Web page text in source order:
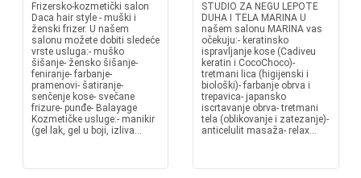
Frizersko-kozmetički salon
Daca hair style - muški i
ženski frizer. U našem
salonu možete dobiti sledeće
vrste usluga:- muško
šišanje- žensko šišanje-
feniranje- farbanje-
pramenovi- šatiranje-
senčenje kose- svečane
frizure- punđe- Balayage
Kozmetičke usluge:- manikir
(gel lak, gel u boji, izliva...
STUDIO ZA NEGU LEPOTE
DUHA I TELA MARINA U
našem salonu MARINA vas
očekuju:- keratinsko
ispravljanje kose (Cadiveu
keratin i CocoChoco)-
tretmani lica (higijenski i
biološki)- farbanje obrva i
trepavica- japansko
iscrtavanje obrva- tretmani
tela (oblikovanje i zatezanje)-
anticelulit masaža- relax...